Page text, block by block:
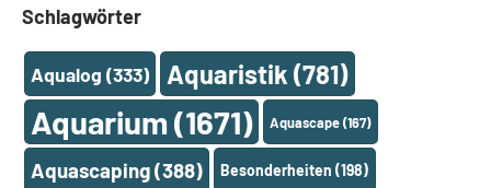
Schlagwörter
Aqualog (333) Aquaristik (781)
Aquarium (1671) Aquascape(167)
Aquascaping(388) Besonderheiten (198)